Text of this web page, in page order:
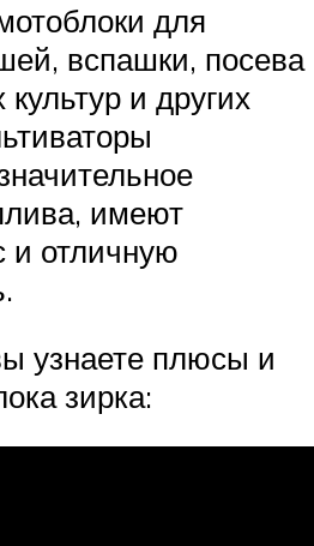
для
вспашки, посева
и других
имеют
и отличную
узнаете плюсы и
зирка: